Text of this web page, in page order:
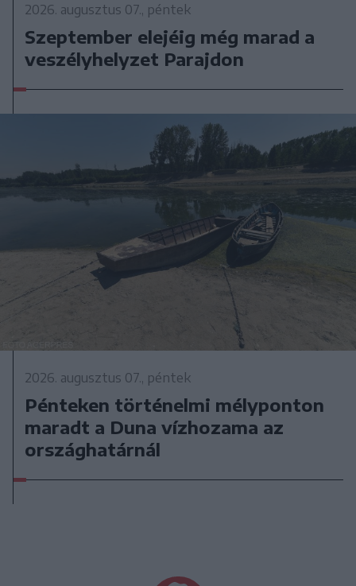
2026. augusztus 07., péntek
Szeptember elejéig még marad a
veszélyhelyzet Parajdon
2026. augusztus 07., péntek
Pénteken történelmi mélyponton
maradt a Duna vízhozama az
országhatárnál